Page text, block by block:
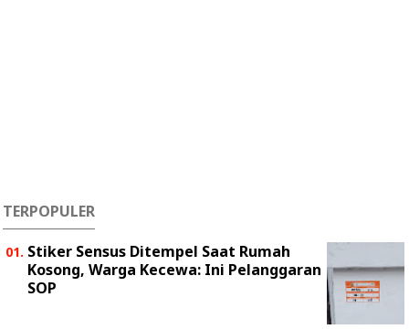
TERPOPULER
Stiker Sensus Ditempel Saat Rumah
Kosong, Warga Kecewa: Ini Pelanggaran
SOP